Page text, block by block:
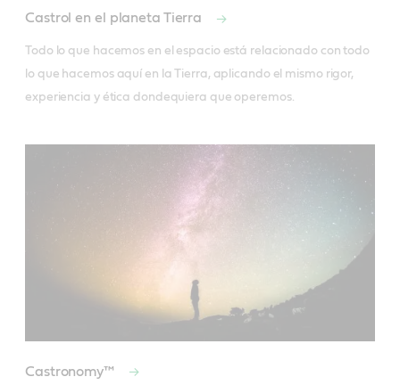
Castrol en el planeta Tierra
Todo lo que hacemos en el espacio está relacionado con todo
lo que hacemos aquí en la Tierra, aplicando el mismo rigor,
experiencia y ética dondequiera que operemos.
Castronomy™